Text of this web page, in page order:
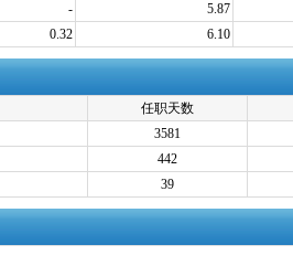
- 5.87
0.32 6.10
任职天数
3581
442
39